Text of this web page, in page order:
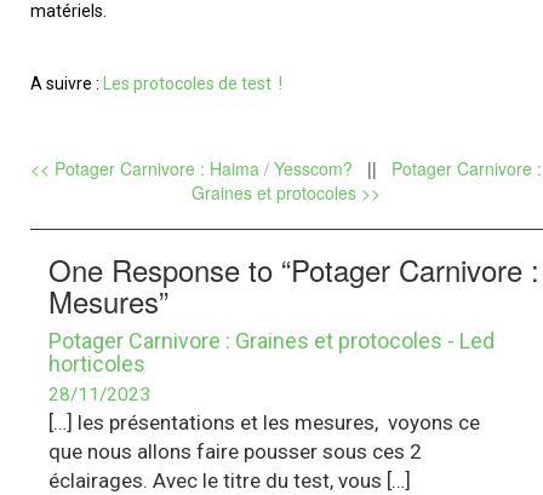
matériels.
A suivre : Les protocoles de test !
<< Potager Carnivore : Haima / Yesscom? || Potager Carnivore :
Graines et protocoles >>
One Response to “Potager Carnivore :
Mesures”
Potager Carnivore : Graines et protocoles - Led
horticoles
28/11/2023
[…] les présentations et les mesures, voyons ce
que nous allons faire pousser sous ces 2
éclairages. Avec le titre du test, vous […]